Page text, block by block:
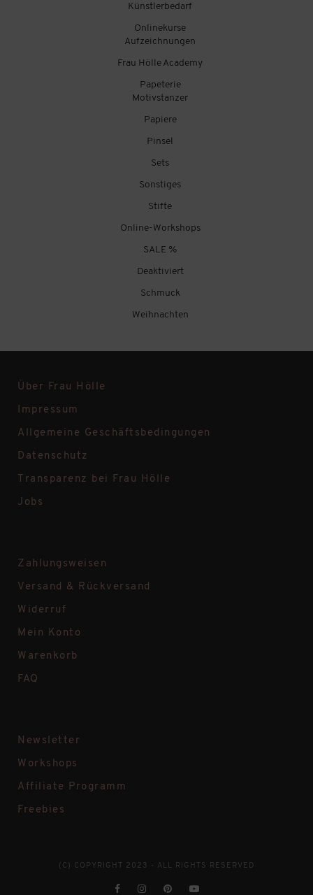
Künstlerbedarf
Onlinekurse
Aufzeichnungen
Frau Hölle Academy
Papeterie
Motivstanzer
Papiere
Pinsel
Sets
Sonstiges
Stifte
Online-Workshops
SALE %
Deaktiviert
Schmuck
Weihnachten
Über Frau Hölle
Impressum
Allgemeine Geschäftsbedingungen
Datenschutz
Transparenz bei Frau Hölle
Jobs
Zahlungsweisen
Versand & Rückversand
Widerruf
Mein Konto
Warenkorb
FAQ
Newsletter
Workshops
Affiliate Programm
Freebies
(C) COPYRIGHT 2023 - ALL RIGHTS RESERVED